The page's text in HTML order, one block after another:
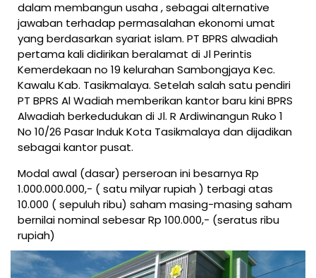
dalam membangun usaha , sebagai alternative
jawaban terhadap permasalahan ekonomi umat
yang berdasarkan syariat islam. PT BPRS alwadiah
pertama kali didirikan beralamat di Jl Perintis
Kemerdekaan no 19 kelurahan Sambongjaya Kec.
Kawalu Kab. Tasikmalaya. Setelah salah satu pendiri
PT BPRS Al Wadiah memberikan kantor baru kini BPRS
Alwadiah berkedudukan di Jl. R Ardiwinangun Ruko 1
No 10/26 Pasar Induk Kota Tasikmalaya dan dijadikan
sebagai kantor pusat.
Modal awal (dasar) perseroan ini besarnya Rp
1.000.000.000,- ( satu milyar rupiah ) terbagi atas
10.000 ( sepuluh ribu) saham masing-masing saham
bernilai nominal sebesar Rp 100.000,- (seratus ribu
rupiah)